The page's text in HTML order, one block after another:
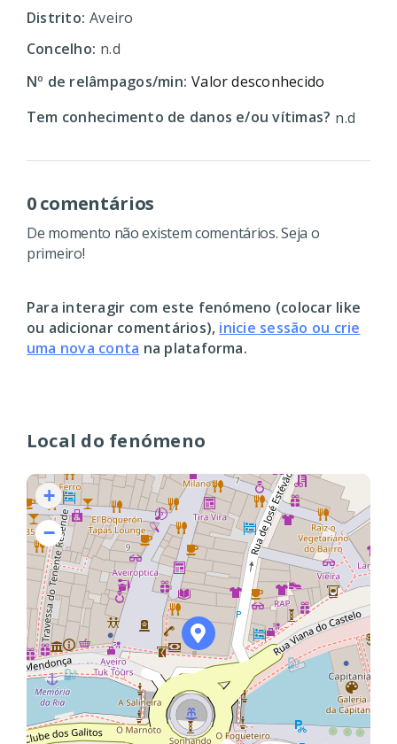
Local do fenómeno
+
−
Distrito: Aveiro
Concelho: n.d
Nº de relâmpagos/min: Valor desconhecido
Tem conhecimento de danos e/ou vítimas? n.d
0 comentários
De momento não existem comentários. Seja o
primeiro!
Para interagir com este fenómeno (colocar like
ou adicionar comentários), inicie sessão ou crie
uma nova conta na plataforma.